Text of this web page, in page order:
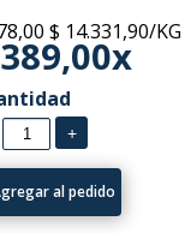
$ 14.331,90/KG
al pedido